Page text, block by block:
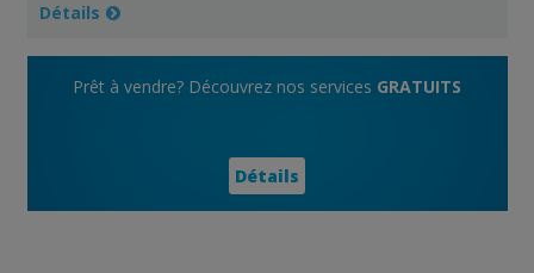
Détails
Prêt à vendre? Découvrez nos services GRATUITS
Détails